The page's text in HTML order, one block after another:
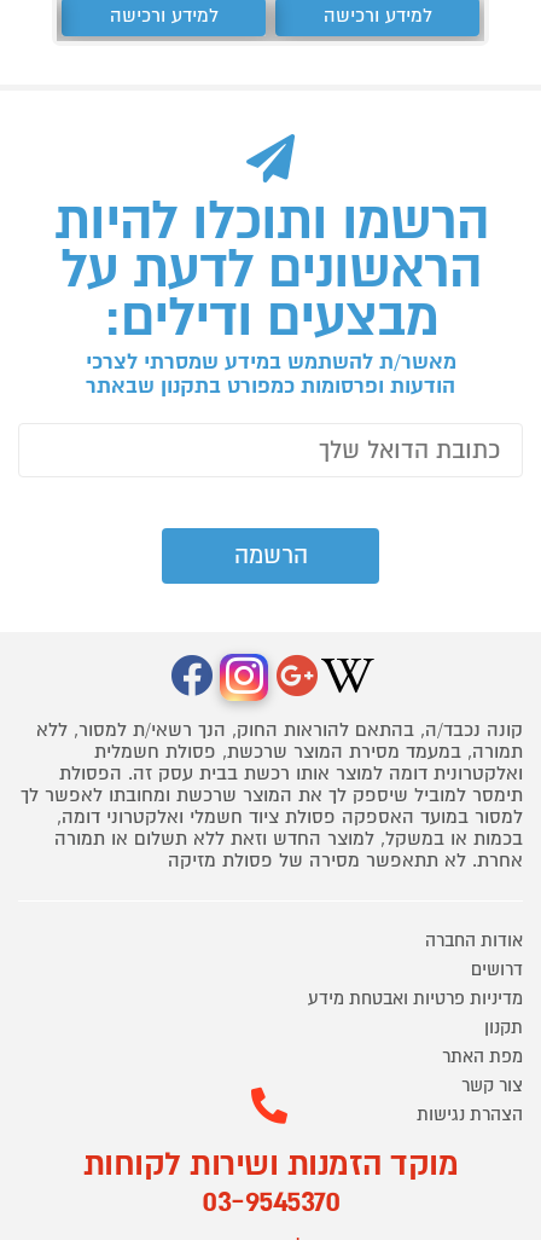
למידע ורכישה למידע ורכישה
הרשמו ותוכלו להיות
הראשונים לדעת על
מבצעים ודילים:
מאשר/ת להשתמש במידע שמסרתי לצרכי
הודעות ופרסומות כמפורט בתקנון שבאתר
קונה נכבד/ה, בהתאם להוראות החוק, הנך רשאי/ת למסור, ללא
תמורה, במעמד מסירת המוצר שרכשת, פסולת חשמלית
ואלקטרונית דומה למוצר אותו רכשת בבית עסק זה. הפסולת
תימסר למוביל שיספק לך את המוצר שרכשת ומחובתו לאפשר לך
למסור במועד האספקה פסולת ציוד חשמלי ואלקטרוני דומה,
בכמות או במשקל, למוצר החדש וזאת ללא תשלום או תמורה
אחרת. לא תתאפשר מסירה של פסולת מזיקה
אודות החברה
דרושים
מדיניות פרטיות ואבטחת מידע
תקנון
מפת האתר
צור קשר
הצהרת נגישות
מוקד הזמנות ושירות לקוחות
03-9545370